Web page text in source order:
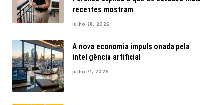
recentes mostram
julho 28, 2026
A nova economia impulsionada pela
inteligência artificial
julho 21, 2026